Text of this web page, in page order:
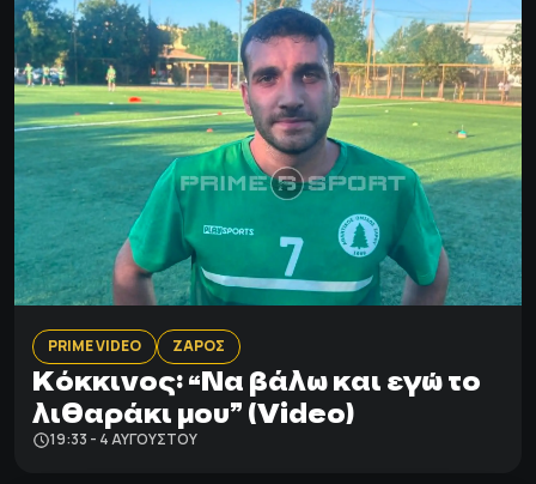
PRIME VIDEO ΖΑΡΟΣ
Κόκκινος: “Να βάλω και εγώ το
λιθαράκι μου” (Video)
19:33 - 4 ΑΥΓΟΎΣΤΟΥ